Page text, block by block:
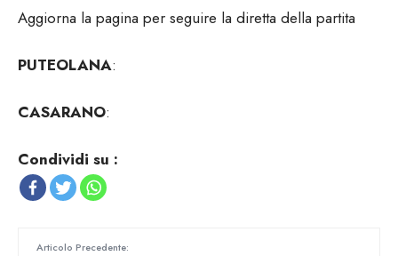
Aggiorna la pagina per seguire la diretta della partita
PUTEOLANA:
CASARANO:
Condividi su :
Articolo Precedente: